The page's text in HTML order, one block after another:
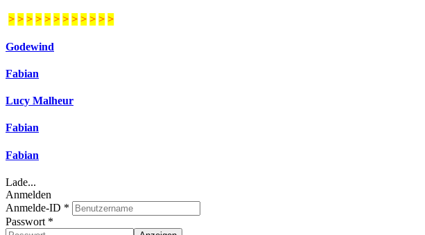
> > > > > > > > > > > >
Godewind
Fabian
Lucy Malheur
Fabian
Fabian
Lade...
Anmelden
Anmelde-ID *
Passwort *